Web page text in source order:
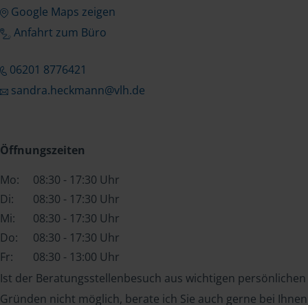
Google Maps zeigen
Anfahrt zum Büro
06201 8776421
sandra.heckmann@vlh.de
Öffnungszeiten
Mo:
08:30 - 17:30 Uhr
Di:
08:30 - 17:30 Uhr
Mi:
08:30 - 17:30 Uhr
Do:
08:30 - 17:30 Uhr
Fr:
08:30 - 13:00 Uhr
Ist der Beratungsstellenbesuch aus wichtigen persönlichen
Gründen nicht möglich, berate ich Sie auch gerne bei Ihnen